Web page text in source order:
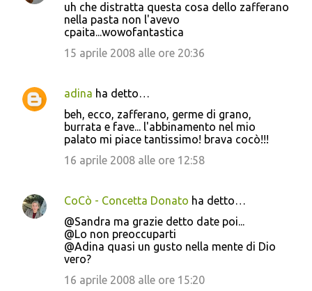
uh che distratta questa cosa dello zafferano
nella pasta non l'avevo
cpaita...wowofantastica
15 aprile 2008 alle ore 20:36
adina ha detto…
beh, ecco, zafferano, germe di grano,
burrata e fave... l'abbinamento nel mio
palato mi piace tantissimo! brava cocò!!!
16 aprile 2008 alle ore 12:58
CoCò - Concetta Donato ha detto…
@Sandra ma grazie detto date poi...
@Lo non preoccuparti
@Adina quasi un gusto nella mente di Dio
vero?
16 aprile 2008 alle ore 15:20